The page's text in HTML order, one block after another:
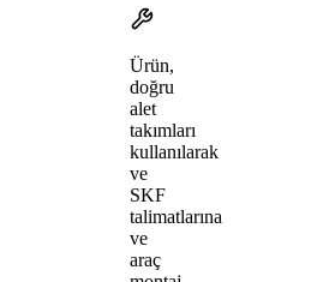
Ürün,
doğru
alet
takımları
kullanılarak
ve
SKF
talimatlarına
ve
araç